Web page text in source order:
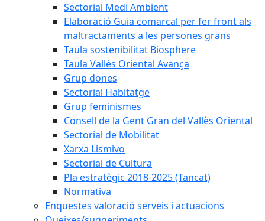
Sectorial Medi Ambient
Elaboració Guia comarcal per fer front als
maltractaments a les persones grans
Taula sostenibilitat Biosphere
Taula Vallès Oriental Avança
Grup dones
Sectorial Habitatge
Grup feminismes
Consell de la Gent Gran del Vallès Oriental
Sectorial de Mobilitat
Xarxa Lismivo
Sectorial de Cultura
Pla estratègic 2018-2025 (Tancat)
Normativa
Enquestes valoració serveis i actuacions